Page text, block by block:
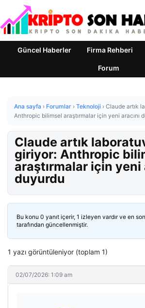
Güncel Haberler Firma Rehberi
Forum
Ana sayfa › Forumlar › Teknoloji › Claude artık
Anthropic bilimsel araştırmalar için yeni aracını
Claude artık
giriyor: Anthropic
araştırmalar için yeni
duyurdu
Bu konu 0 yanıt içerir, 1 izleyen vardır ve en son
tarafından güncellenmiştir.
1 yazı görüntüleniyor (toplam 1)
02/07/2026: 1:09 am